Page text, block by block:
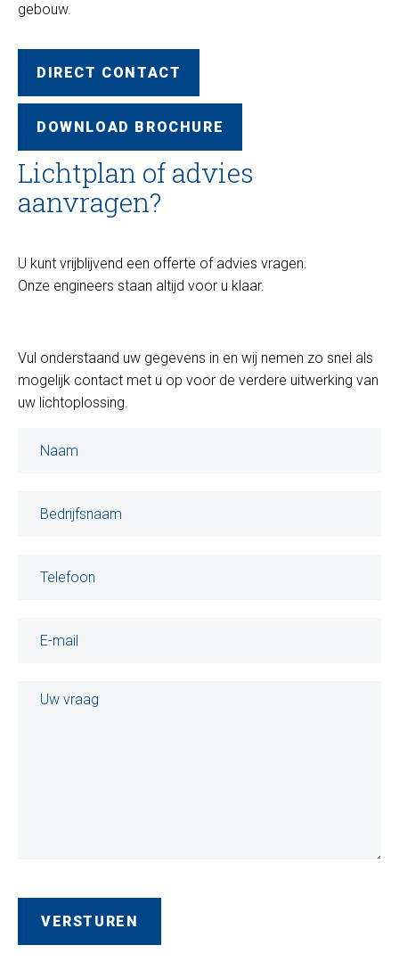
gebouw.
DIRECT CONTACT
DOWNLOAD BROCHURE
Lichtplan of advies
aanvragen?
U kunt vrijblijvend een offerte of advies vragen.
Onze engineers staan altijd voor u klaar.
Vul onderstaand uw gegevens in en wij nemen zo snel als
mogelijk contact met u op voor de verdere uitwerking van
uw lichtoplossing.